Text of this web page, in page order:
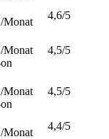
Monat
4,6/5
Monat
4,5/5
Monat
4,5/5
Monat
4,4/5